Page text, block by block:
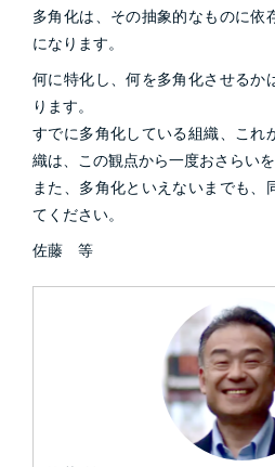
多角化は、その抽象的なものに依
になります。
何に特化し、何を多角化させるか
ります。
すでに多角化している組織、これ
織は、この観点から一度おさらいを
また、多角化といえないまでも、
てください。
佐藤 等